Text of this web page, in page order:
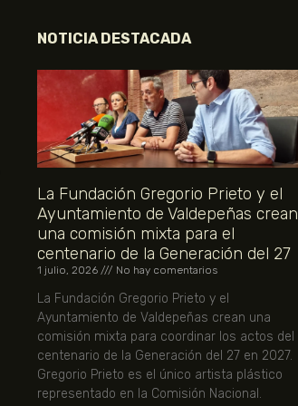
NOTICIA DESTACADA
La Fundación Gregorio Prieto y el
Ayuntamiento de Valdepeñas crean
una comisión mixta para el
centenario de la Generación del 27
1 julio, 2026 No hay comentarios
La Fundación Gregorio Prieto y el
Ayuntamiento de Valdepeñas crean una
comisión mixta para coordinar los actos del
centenario de la Generación del 27 en 2027.
Gregorio Prieto es el único artista plástico
representado en la Comisión Nacional.